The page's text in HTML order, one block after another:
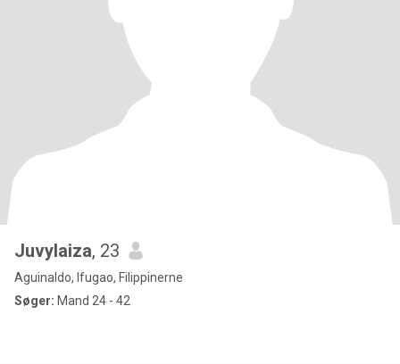
Juvylaiza, 23
Aguinaldo, Ifugao, Filippinerne
Søger: Mand 24 - 42